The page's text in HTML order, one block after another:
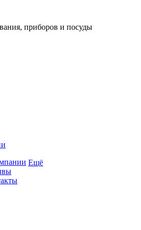
приборов и посуды
Ещё